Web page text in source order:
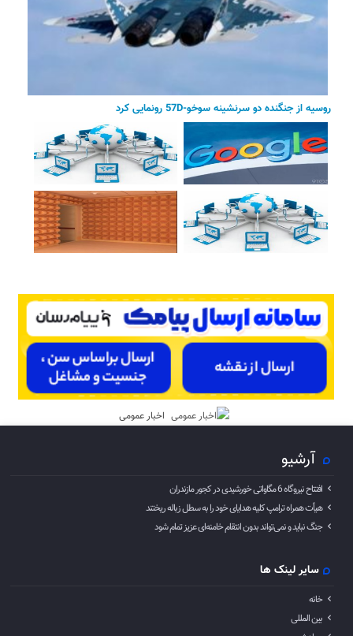
روسیه از جنگنده دو سرنشینه سوخو-57D رونمایی کرد
اخبار عمومی
آرشیو
افتتاح نیروگاه 6 مگاواتی خورشیدی در کجور مازندران
هیأت همراه ترامپ کلیه هدایای خود را به سطل زباله ریختند
جنگ نباید و نمی‌تواند بدون انتقام خامنه‌ای عزیز تمام شود
سایر لینک ها
خانه
بین المللی